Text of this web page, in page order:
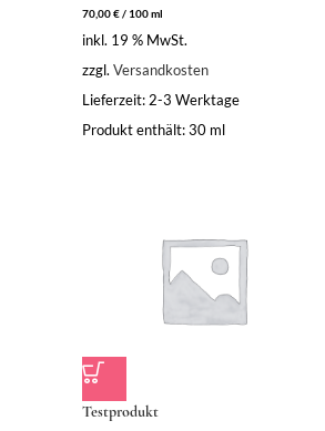
70,00€/ 100ml
inkl. 19 % MwSt.
zzgl. Versandkosten
Lieferzeit: 2-3 Werktage
Produkt enthält: 30 ml
Testprodukt